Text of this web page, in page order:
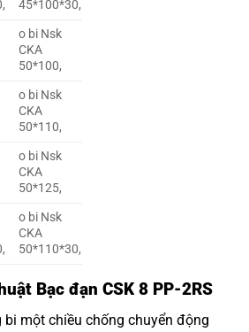
45*100*30,
o bi Nsk
CKA
50*100,
o bi Nsk
CKA
50*110,
o bi Nsk
CKA
50*125,
o bi Nsk
CKA
50*110*30,
Bạc đạn CSK 8 PP-2RS
bi một chiều chống chuyển động